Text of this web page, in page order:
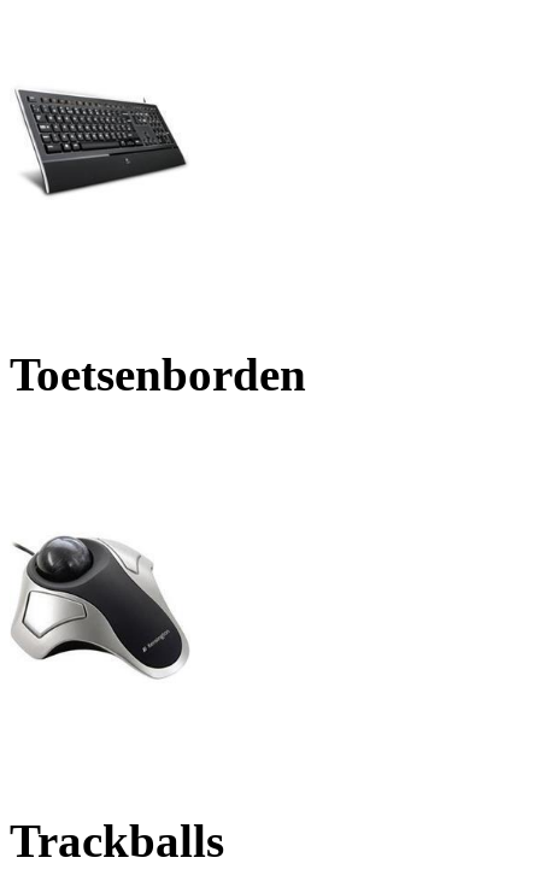
Toetsenborden
Trackballs